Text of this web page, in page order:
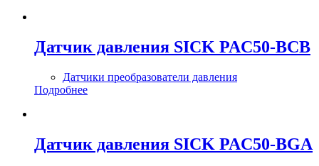
Датчик давления SICK PAC50-BCB
Датчики преобразователи давления
Подробнее
Датчик давления SICK PAC50-BGA